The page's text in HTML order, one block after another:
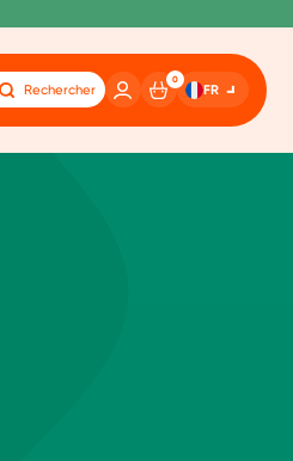
Rechercher
0
FR